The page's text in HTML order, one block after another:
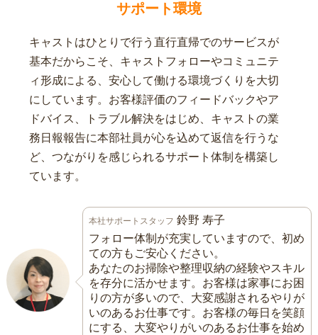
サポート環境
キャストはひとりで行う直行直帰でのサービスが
基本だからこそ、キャストフォローやコミュニテ
ィ形成による、安心して働ける環境づくりを大切
にしています。お客様評価のフィードバックやア
ドバイス、トラブル解決をはじめ、キャストの業
務日報報告に本部社員が心を込めて返信を行うな
ど、つながりを感じられるサポート体制を構築し
ています。
本社サポートスタッフ 鈴野 寿子
フォロー体制が充実していますので、初め
ての方もご安心ください。
あなたのお掃除や整理収納の経験やスキル
を存分に活かせます。お客様は家事にお困
りの方が多いので、大変感謝されるやりが
いのあるお仕事です。お客様の毎日を笑顔
にする、大変やりがいのあるお仕事を始め